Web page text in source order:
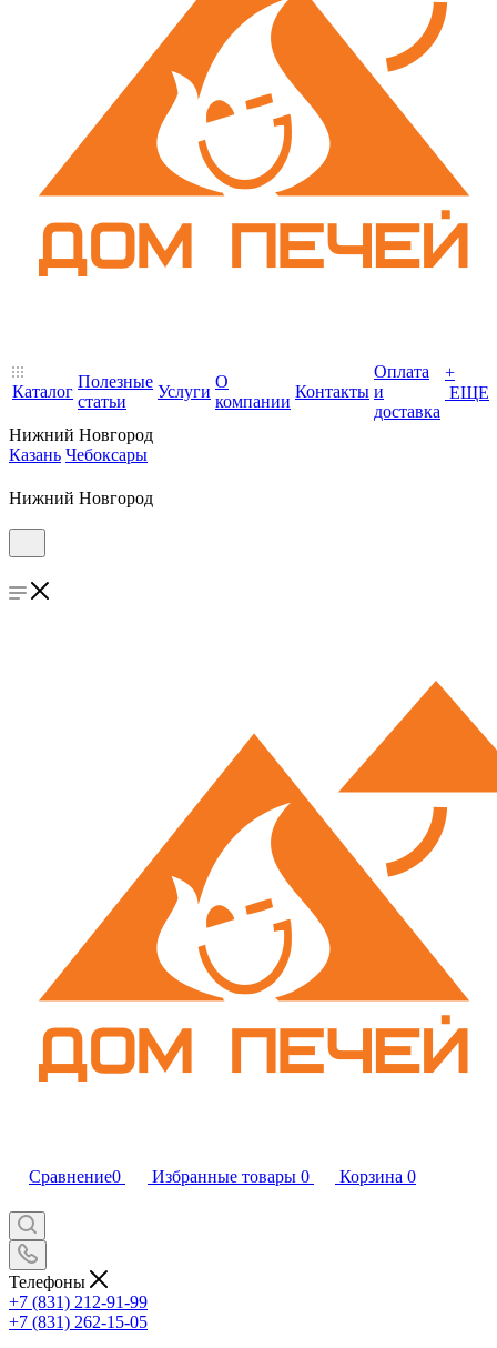
Каталог
Полезные
статьи
Услуги
О
компании
Контакты
Оплата
и
доставка
+
ЕЩЕ
Нижний Новгород
Казань Чебоксары
Нижний Новгород
Сравнение0 Избранные товары 0 Корзина 0
Телефоны
+7 (831) 212-91-99
+7 (831) 262-15-05